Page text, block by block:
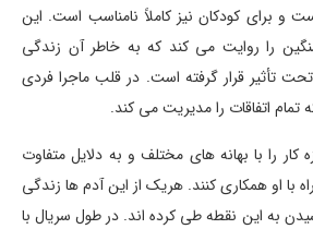
و برای کودکان نیز کاملاً نامناسب است. این
را روایت می کند که به خاطر آن زندگی
تأثیر قرار گرفته است. در قلب ماجرا فردی
اتفاقات را مدیریت می کند.
کار را با بهانه های مختلف و به دلایل متفاوت
با او همکاری کنند. هریک از این آدم ها زندگی
به این نقطه طی کرده اند. در طول سریال با